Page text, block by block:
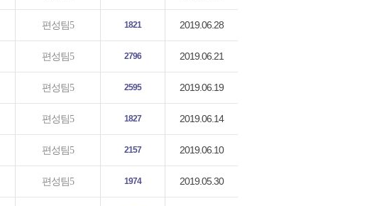
편성팀5 1821 2019.06.28
편성팀5 2796 2019.06.21
편성팀5 2595 2019.06.19
편성팀5 1827 2019.06.14
편성팀5 2157 2019.06.10
편성팀5 1974 2019.05.30